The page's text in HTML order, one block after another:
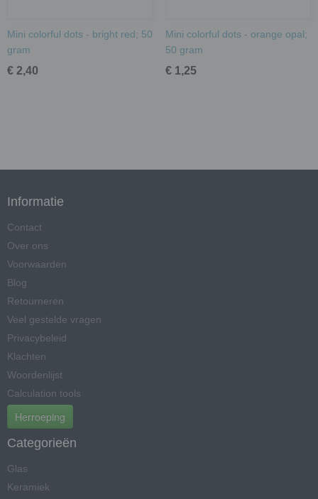
Mini colorful dots - bright red; 50
gram
€ 2,40
Mini colorful dots - orange opal;
50 gram
€ 1,25
Informatie
Contact
Over ons
Voorwaarden
Blog
Retourneren
Veel gestelde vragen
Privacybeleid
Klachten
Woordenlijst
Calculation tools
Herroeping
Categorieën
Glas
Keramiek